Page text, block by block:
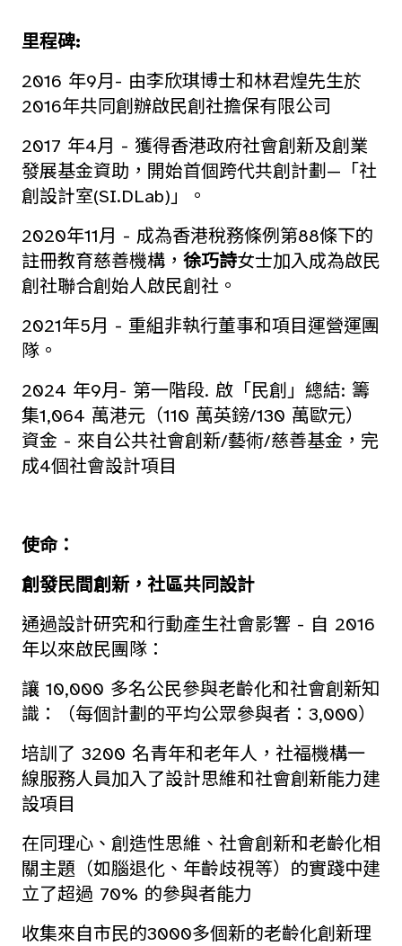
里程碑:
2016 年9月- 由李欣琪博士和林君煌先生於
2016年共同創辦啟民創社擔保有限公司
2017 年4月 - 獲得香港政府社會創新及創業
發展基金資助，開始首個跨代共創計劃—「社
創設計室(SI.DLab)」。
2020年11月 - 成為香港稅務條例第88條下的
註冊教育慈善機構， 徐巧詩女士加入成為啟民
創社聯合創始人啟民創社。
2021年5月 - 重組非執行董事和項目運營運團
隊。
2024 年9月- 第一階段. 啟「民創」總結: 籌
集1,064 萬港元（110 萬英鎊/130 萬歐元）
資金 - 來自公共社會創新/藝術/慈善基金，完
成4個社會設計項目
使命：
創發民間創新，社區共同設計
通過設計研究和行動產生社會影響 - 自 2016
年以來啟民團隊：
讓 10,000 多名公民參與老齡化和社會創新知
識：（每個計劃的平均公眾參與者：3,000）
培訓了 3200 名青年和老年人，社福機構一
線服務人員加入了設計思維和社會創新能力建
設項目
在同理心、創造性思維、社會創新和老齡化相
關主題（如腦退化、年齡歧視等）的實踐中建
立了超過 70% 的參與者能力
收集來自市民的3000多個新的老齡化創新理